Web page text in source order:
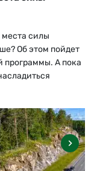
силы
Об этом пойдет
программы. А пока